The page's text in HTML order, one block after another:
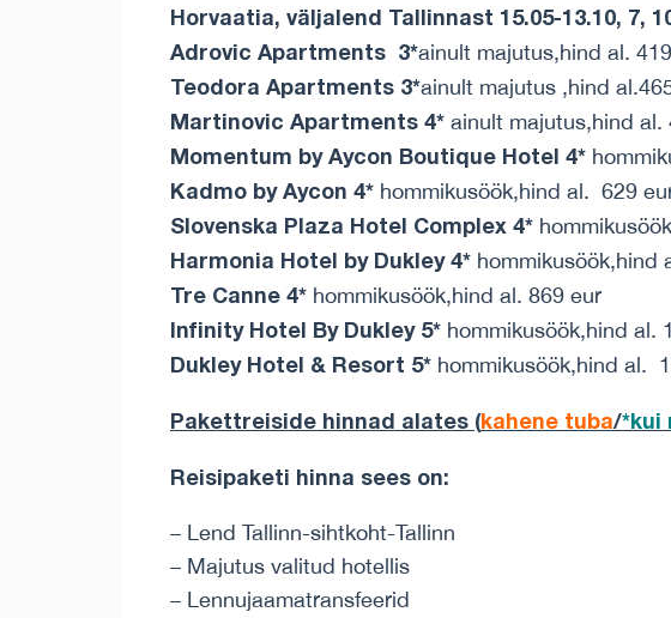
Horvaatia, väljalend Tallinnast 15.05-13.10, 7,
Adrovic Apartments 3*ainult majutus,hind al.
Teodora Apartments 3*ainult majutus ,hind
Martinovic Apartments 4* ainult majutus,hind al.
Momentum by Aycon Boutique Hotel 4*
Kadmo by Aycon 4* hommikusöök,hind al. 629
Slovenska Plaza Hotel Complex 4*
Harmonia Hotel by Dukley 4* hommikusöök,hind
Tre Canne 4* hommikusöök,hind al. 869 eur
Infinity Hotel By Dukley 5* hommikusöök,hind al.
Dukley Hotel & Resort 5* hommikusöök,hind al.
Pakettreiside hinnad alates (kahene tuba/*kui
Reisipaketi hinna sees on:
– Lend Tallinn-sihtkoht-Tallinn
– Majutus valitud hotellis
– Lennujaamatransfeerid